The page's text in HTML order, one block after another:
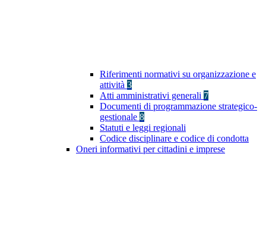
Riferimenti normativi su organizzazione e
attività 3
Atti amministrativi generali 7
Documenti di programmazione strategico-
gestionale 8
Statuti e leggi regionali
Codice disciplinare e codice di condotta
Oneri informativi per cittadini e imprese